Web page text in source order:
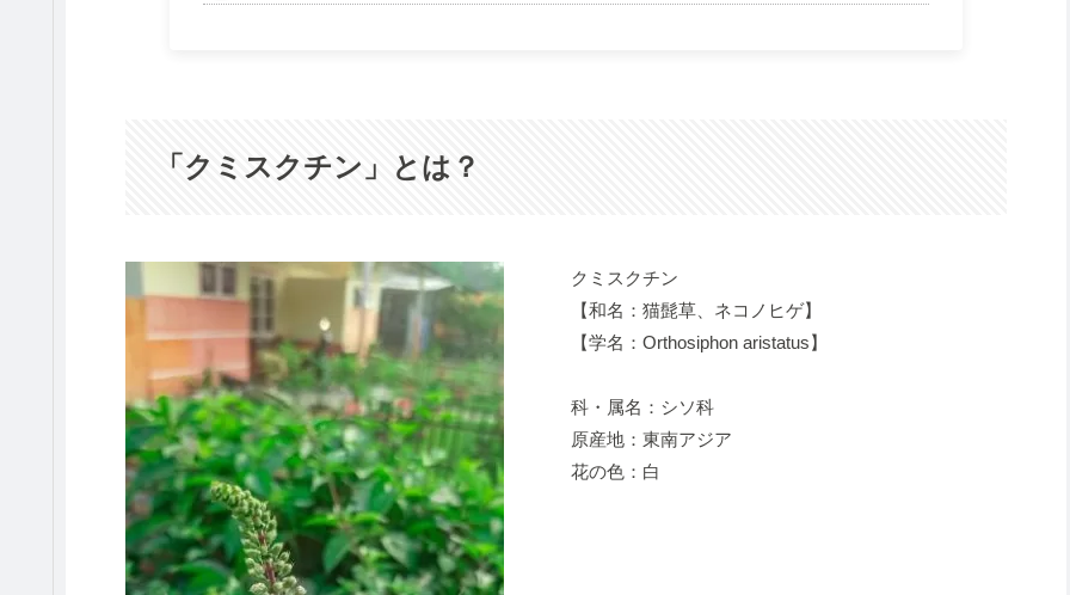
「クミスクチン」とは？
クミスクチン
【和名：猫髭草、ネコノヒゲ】
【学名：Orthosiphon aristatus】
科・属名：シソ科
原産地：東南アジア
花の色：白